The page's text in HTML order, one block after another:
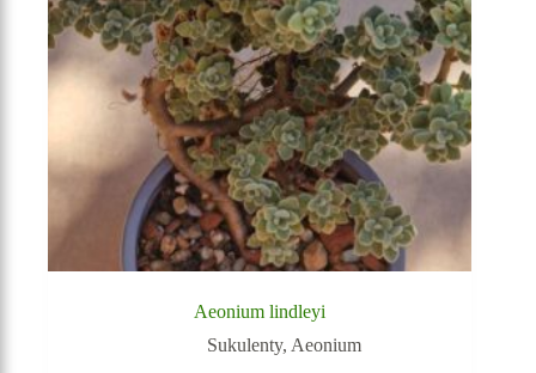
Aeonium lindleyi
Sukulenty, Aeonium